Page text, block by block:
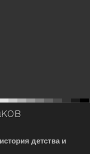
детства и